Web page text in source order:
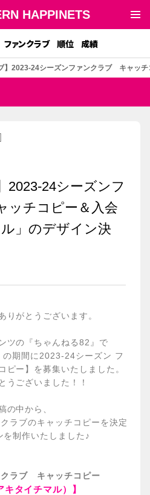
HAPPINETS
ファンクラブ 順位 成績
】2023-24シーズンファンクラブ キャッ
2023-24シーズンフ
チコピー＆入会
」のデザイン決
りがとうございます。
ツの『ちゃんねる82』で
期間に 2023-24シーズン フ
ピー】を募集いたしました。
うございました！！
の中から、
ラブのキャッチコピーを決定
を制作いたしました♪
ラブ キャッチコピー
キタイチマル）】